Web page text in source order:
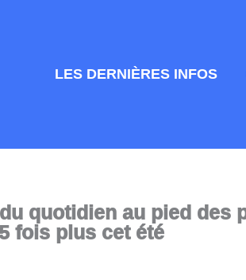
LES DERNIÈRES INFOS
quotidien au pied des
fois plus cet été